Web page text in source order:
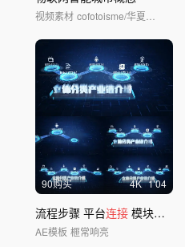
视频素材
90购买 4K 1'04
流程步骤 平台连接 模块传输
AE模板 榧常响亮